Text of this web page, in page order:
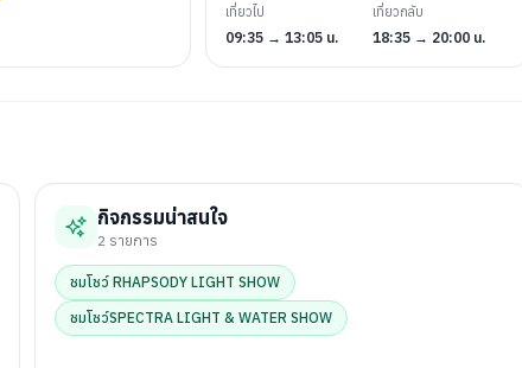
เที่ยวไป
09:35 → 13:05 น.
เที่ยวกลับ
18:35 → 20:00 น.
กิจกรรมน่าสนใจ
2 รายการ
ชมโชว์ RHAPSODY LIGHT SHOW
ชมโชว์SPECTRA LIGHT & WATER SHOW